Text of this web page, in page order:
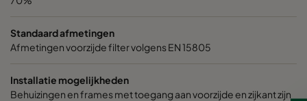
Standaard afmetingen
Afmetingen voorzijde filter volgens EN 15805
Installatie mogelijkheden
Behuizingen en frames met toegang aan voorzijde en zijkant zijn